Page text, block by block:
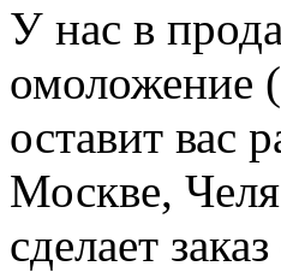
У нас в
омоложение
оставит вас
Москве,
сделает